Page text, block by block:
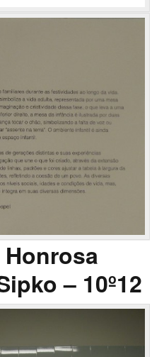
– 10º12